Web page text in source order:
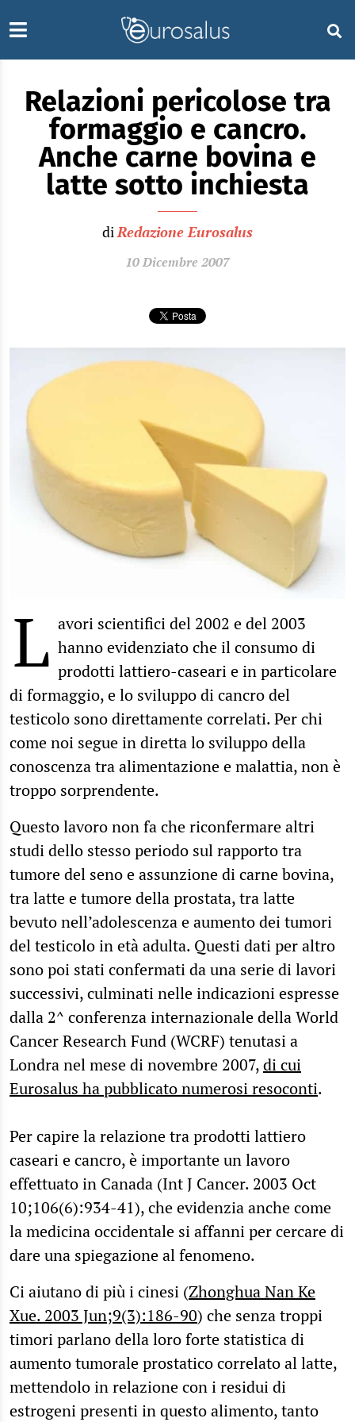
Relazioni pericolose tra
formaggio e cancro.
Anche carne bovina e
latte sotto inchiesta
diRedazione Eurosalus
10 Dicembre 2007
L avori scientifici del 2002 e del 2003
hanno evidenziato che il consumo di
prodotti lattiero-caseari e in particolare
di formaggio, e lo sviluppo di cancro del
testicolo sono direttamente correlati. Per chi
come noi segue in diretta lo sviluppo della
conoscenza tra alimentazione e malattia, non è
troppo sorprendente.
Questo lavoro non fa che riconfermare altri
studi dello stesso periodo sul rapporto tra
tumore del seno e assunzione di carne bovina,
tra latte e tumore della prostata, tra latte
bevuto nell’adolescenza e aumento dei tumori
del testicolo in età adulta. Questi dati per altro
sono poi stati confermati da una serie di lavori
successivi, culminati nelle indicazioni espresse
dalla 2^ conferenza internazionale della World
Cancer Research Fund (WCRF) tenutasi a
Londra nel mese di novembre 2007,di cui
Eurosalus ha pubblicato numerosi resoconti.
Per capire la relazione tra prodotti lattiero
caseari e cancro, è importante un lavoro
effettuato in Canada (Int J Cancer. 2003 Oct
10;106(6):934-41), che evidenzia anche come
la medicina occidentale si affanni per cercare di
dare una spiegazione al fenomeno.
Ci aiutano di più i cinesi (Zhonghua Nan Ke
Xue. 2003 Jun;9(3):186-90) che senza troppi
timori parlano della loro forte statistica di
aumento tumorale prostatico correlato al latte,
mettendolo in relazione con i residui di
estrogeni presenti in questo alimento, tanto